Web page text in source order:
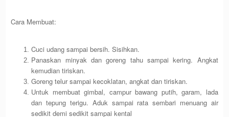
Cara Membuat:
Cuci udang sampai bersih. Sisihkan.
Panaskan minyak dan goreng tahu sampai kering. Angkat
kemudian tiriskan.
Goreng telur sampai kecoklatan, angkat dan tiriskan.
Untuk membuat gimbal, campur bawang putih, garam, lada
dan tepung terigu. Aduk sampai rata sembari menuang air
sedikit demi sedikit sampai kental